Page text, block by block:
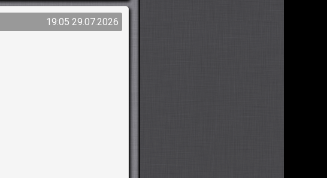
19:05 29.07.2026